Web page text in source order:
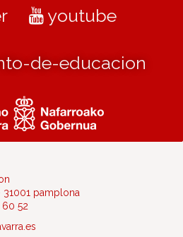
youtube
de-educacion
pamplona
52